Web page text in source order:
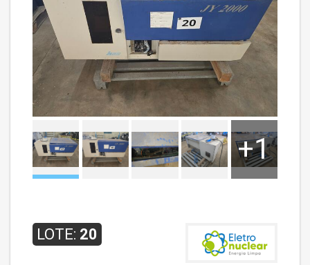
+1
LOTE: 20